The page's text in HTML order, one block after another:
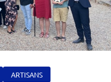
ARTISANS